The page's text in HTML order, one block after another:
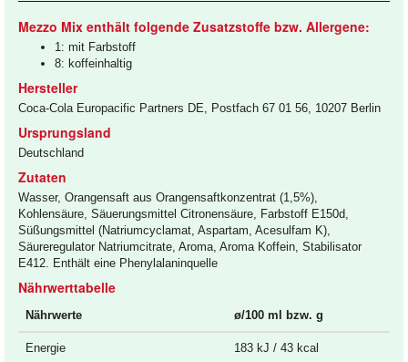
Mezzo Mix enthält folgende Zusatzstoffe bzw. Allergene:
1: mit Farbstoff
8: koffeinhaltig
Hersteller
Coca-Cola Europacific Partners DE, Postfach 67 01 56, 10207 Berlin
Ursprungsland
Deutschland
Zutaten
Wasser, Orangensaft aus Orangensaftkonzentrat (1,5%),
Kohlensäure, Säuerungsmittel Citronensäure, Farbstoff E150d,
Süßungsmittel (Natriumcyclamat, Aspartam, Acesulfam K),
Säureregulator Natriumcitrate, Aroma, Aroma Koffein, Stabilisator
E412. Enthält eine Phenylalaninquelle
Nährwerttabelle
Nährwerte ø/100 ml bzw. g
Energie 183 kJ / 43 kcal